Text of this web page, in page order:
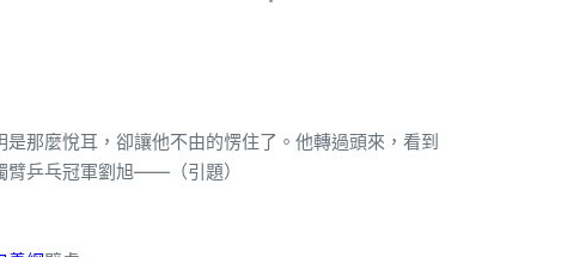
那麼悅耳，卻讓他不由的愣住了。他轉過頭來，看到
臂乒乓冠軍劉旭——（引題）